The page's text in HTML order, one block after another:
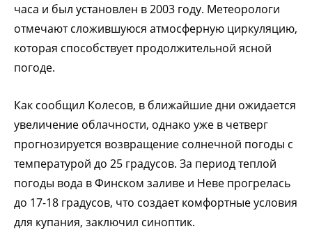
часа и был установлен в 2003 году. Метеорологи
отмечают сложившуюся атмосферную циркуляцию,
которая способствует продолжительной ясной
погоде.
Как сообщил Колесов, в ближайшие дни ожидается
увеличение облачности, однако уже в четверг
прогнозируется возвращение солнечной погоды с
температурой до 25 градусов. За период теплой
погоды вода в Финском заливе и Неве прогрелась
до 17-18 градусов, что создает комфортные условия
для купания, заключил синоптик.